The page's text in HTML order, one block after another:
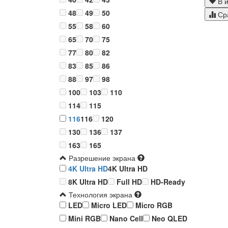
48
49
50
55
58
60
65
70
75
77
80
82
83
85
86
88
97
98
100
103
110
114
115
116116
120
130
136
137
163
165
Разрешение экрана
4K Ultra HD4K Ultra HD
8K Ultra HD
Full HD
HD-Ready
Технология экрана
LED
Micro LED
Micro RGB
Mini RGB
Nano Cell
Neo QLED